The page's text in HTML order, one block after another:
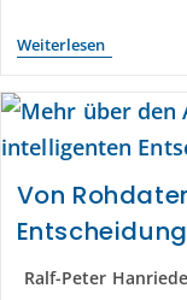
Weiterlesen
Von
Ralf-Peter